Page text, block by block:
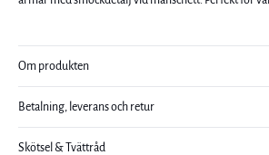
Om produkten
Betalning, leverans och retur
Skötsel & Tvättråd